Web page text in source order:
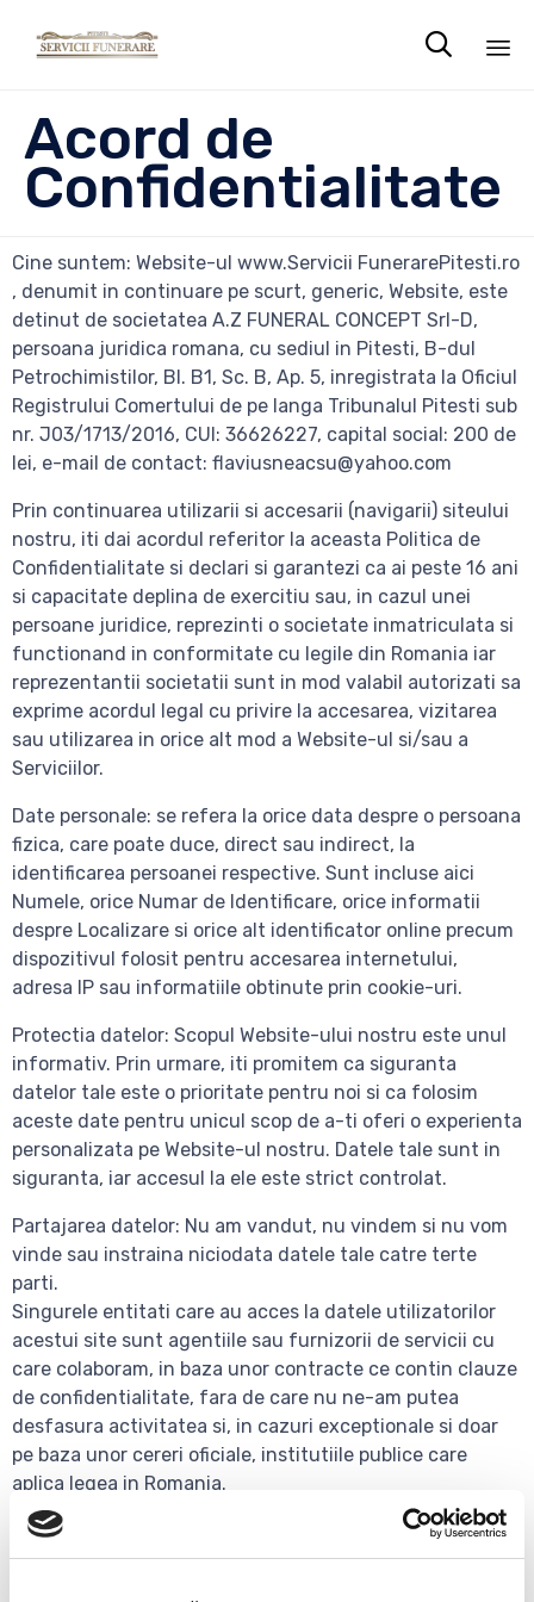

Acord de
Confidentialitate
Cine suntem: Website-ul www.Servicii FunerarePitesti.ro
, denumit in continuare pe scurt, generic, Website, este
detinut de societatea A.Z FUNERAL CONCEPT Srl-D,
persoana juridica romana, cu sediul in Pitesti, B-dul
Petrochimistilor, Bl. B1, Sc. B, Ap. 5, inregistrata la Oficiul
Registrului Comertului de pe langa Tribunalul Pitesti sub
nr. J03/1713/2016, CUI: 36626227, capital social: 200 de
lei, e-mail de contact: flaviusneacsu@yahoo.com
Prin continuarea utilizarii si accesarii (navigarii) siteului
nostru, iti dai acordul referitor la aceasta Politica de
Confidentialitate si declari si garantezi ca ai peste 16 ani
si capacitate deplina de exercitiu sau, in cazul unei
persoane juridice, reprezinti o societate inmatriculata si
functionand in conformitate cu legile din Romania iar
reprezentantii societatii sunt in mod valabil autorizati sa
exprime acordul legal cu privire la accesarea, vizitarea
sau utilizarea in orice alt mod a Website-ul si/sau a
Serviciilor.
Date personale: se refera la orice data despre o persoana
fizica, care poate duce, direct sau indirect, la
identificarea persoanei respective. Sunt incluse aici
Numele, orice Numar de Identificare, orice informatii
despre Localizare si orice alt identificator online precum
dispozitivul folosit pentru accesarea internetului,
adresa IP sau informatiile obtinute prin cookie-uri.
Protectia datelor: Scopul Website-ului nostru este unul
informativ. Prin urmare, iti promitem ca siguranta
datelor tale este o prioritate pentru noi si ca folosim
aceste date pentru unicul scop de a-ti oferi o experienta
personalizata pe Website-ul nostru. Datele tale sunt in
siguranta, iar accesul la ele este strict controlat.
Partajarea datelor: Nu am vandut, nu vindem si nu vom
vinde sau instraina niciodata datele tale catre terte
parti.
Singurele entitati care au acces la datele utilizatorilor
acestui site sunt agentiile sau furnizorii de servicii cu
care colaboram, in baza unor contracte ce contin clauze
de confidentialitate, fara de care nu ne-am putea
desfasura activitatea si, in cazuri exceptionale si doar
pe baza unor cereri oficiale, institutiile publice care
aplica legea in Romania.
Furnizorii de servicii cu care colaboram pentru a ne
desfasura activitatea sunt: